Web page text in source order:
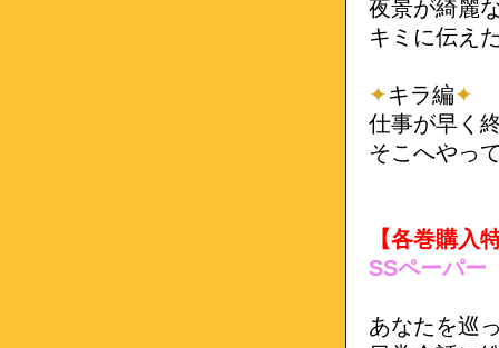
夜景が綺麗
キミに伝え
✦キラ編✦
仕事が早く
そこへやっ
【各巻購入
SSペーパー
あなたを巡